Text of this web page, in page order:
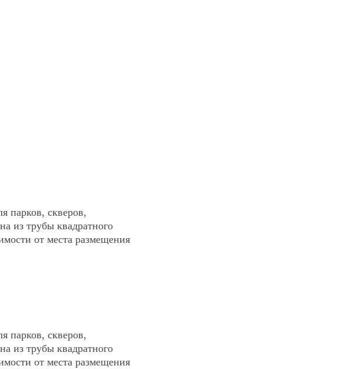
парков, скверов,
из трубы квадратного
от места размещения
парков, скверов,
из трубы квадратного
от места размещения